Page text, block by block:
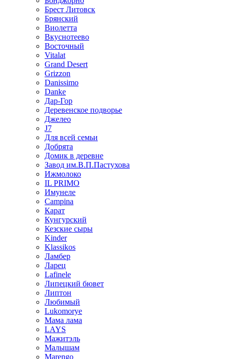
Брест Литовск
Брянский
Виолетта
Вкуснотеево
Восточный
Vitalat
Grand Desert
Grizzon
Danissimo
Danke
Дар-Гор
Деревенское подворье
Джелео
J7
Для всей семьи
Добрята
Домик в деревне
Завод им.В.П.Пастухова
Ижмолоко
IL PRIMO
Имунеле
Campina
Карат
Кунгурский
Кезские сыры
Kinder
Klassikos
Ламбер
Ларец
Lafinele
Липецкий бювет
Липтон
Любимый
Lukomorye
Мама лама
LAYS
Мажитэль
Малышам
Marengo